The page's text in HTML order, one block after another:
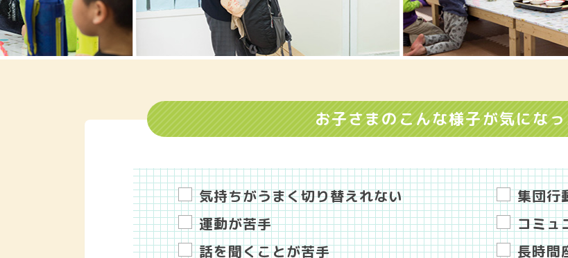
お子さまのこんな様子が気にな
気持ちがうまく切り替えれない
運動が苦手
話を聞くことが苦手
集団行
コミュ
長時間